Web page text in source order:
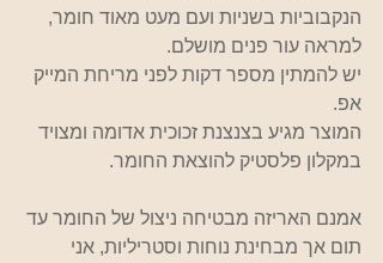
הנקבוביות בשניות ועם מעט מאוד חומר,
למראה עור פנים מושלם.
יש להמתין מספר דקות לפני מריחת המייק
אפ.
המוצר מגיע בצנצנת זכוכית אדומה ומצויד
במקלון פלסטיק להוצאת החומר.
אמנם האריזה מבטיחה ניצול של החומר עד
תום אך מבחינת נוחות וסטריליות, אני